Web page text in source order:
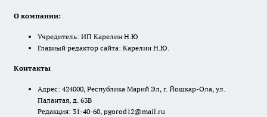
О компании:
Учредитель: ИП Карелин Н.Ю
Главный редактор сайта: Карелин Н.Ю.
Контакты
Адрес: 424000, Республика Марий Эл, г. Йошкар-Ола, ул.
Палантая, д. 63В
Редакция: 31-40-60, pgorod12@mail.ru